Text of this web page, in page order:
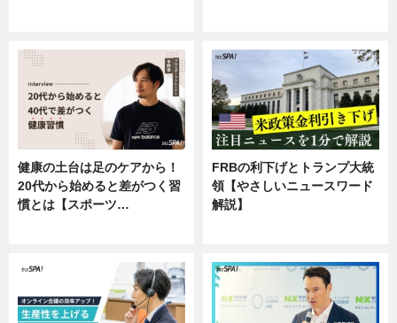
健康の土台は足のケアから！
20代から始めると差がつく習
慣とは【スポーツ…
FRBの利下げとトランプ大統
領【やさしいニュースワード
解説】